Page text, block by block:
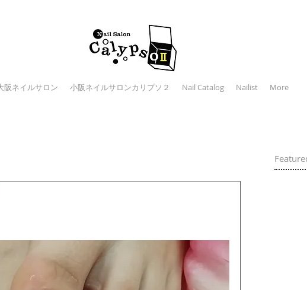
阪ネイルサロン 小阪ネイルサロンカリプソ２ Nail Catalog Nailist More